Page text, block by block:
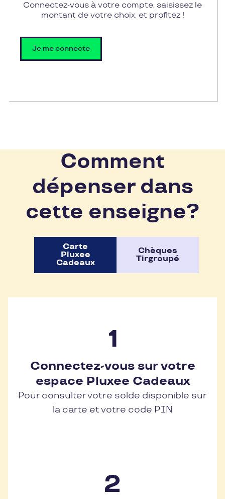
Connectez-vous à votre compte, saisissez le
montant de votre choix, et profitez !
Je me connecte
Comment
dépenser dans
cette enseigne?
Carte
Pluxee
Cadeaux
Chèques
Tirgroupé
Connectez-vous sur votre
espace Pluxee Cadeaux
Pour consulter votre solde disponible sur
la carte et votre code PIN